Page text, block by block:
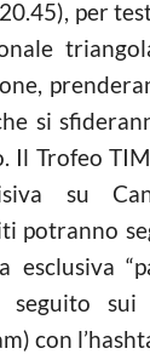
per
si
Il Trofeo TIM
su
potranno
esclusiva
seguito sui
con